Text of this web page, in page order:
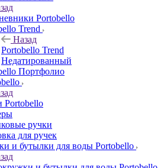
Portobello
Trend
Назад
Portobello Trend
Недатированный
Портфолио
Portobello
ручки
для ручек
и бутылки для воды Portobello